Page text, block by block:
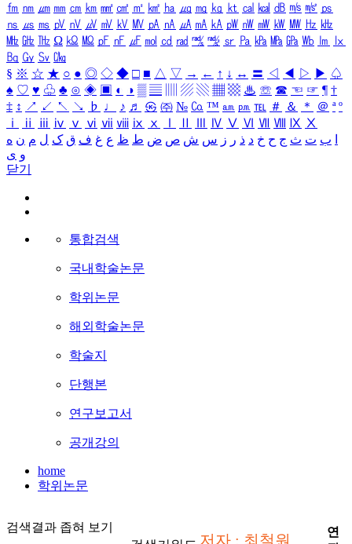
㎙ ㎚ ㎛ ㎜ ㎝ ㎞ ㎟ ㎠ ㎡ ㎢ ㏊ ㎍ ㎎ ㎏ ㏏ ㎈ ㎉ ㏈ ㎧ ㎨ ㎰
㎱ ㎲ ㎳ ㎴ ㎵ ㎶ ㎷ ㎸ ㎹ ㎀ ㎁ ㎂ ㎃ ㎄ ㎺ ㎻ ㎽ ㎾ ㎿ ㎐ ㎑
㎒ ㎓ ㎔ Ω ㏀ ㏁ ㎊ ㎋ ㎌ ㏖ ㏅ ㎭ ㎮ ㎯ ㏛ ㎩ ㎪ ㎫ ㎬ ㏝ ㏐
㏓
㏃ ㏉ ㏜ ㏆
§ ※ ☆ ★ ○ ● ◎ ◇ ◆ □ ■ △ ▽ → ← ↑ ↓ ↔ 〓 ◁ ◀ ▷ ▶ ♤
♠ ♡ ♥ ♧ ♣ ⊙ ◈ ▣ ◐ ◑ ▒ ▤ ▨ ▧ ▦ ▩ ♨ ☏ ☎ ☜ ☞ ¶ †
‡ ↕ ↗ ↙ ↖ ↘ ♭ ♩ ♪ ♬ ㉿ ㈜ № ㏇ ™ ㏂ ㏘ ℡ ＃ ＆ ＊ ＠ ª º
ⅰ
ⅱ ⅲ ⅳ ⅴ ⅵ ⅶ ⅷ ⅸ ⅹ Ⅳ Ⅴ Ⅵ Ⅶ Ⅷ Ⅸ Ⅹ
ب ت ث ج ح خ د ذ ر ز س ش ص ض ط ظ ع غ ف ق ک ل م ن ه
و ی
닫기
통합검색
국내학술논문
학위논문
해외학술논문
학술지
단행본
연구보고서
공개강의
home
학위논문
검색결과 좁혀 보기
저자 : 최철원
연